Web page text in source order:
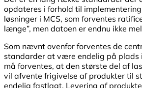
opdateres i forhold til
løsninger i MCS, som forventes
længe”, men datoen er endnu ikke
Som nævnt ovenfor forventes de
standarder at være endelig på plads
må forventes, at den største del af
vil afvente frigivelse af produkter til
endelig fastlagt. Levering af